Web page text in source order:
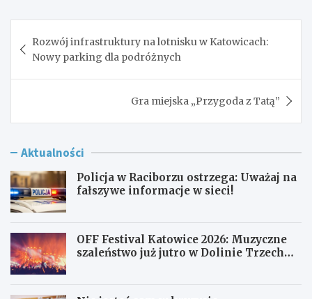
wpisu
Rozwój infrastruktury na lotnisku w Katowicach:
Nowy parking dla podróżnych
Gra miejska „Przygoda z Tatą”
Aktualności
Policja w Raciborzu ostrzega: Uważaj na
fałszywe informacje w sieci!
OFF Festival Katowice 2026: Muzyczne
szaleństwo już jutro w Dolinie Trzech